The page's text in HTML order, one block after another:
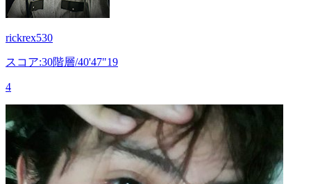
rickrex530
スコア:30階層/40'47"19
4